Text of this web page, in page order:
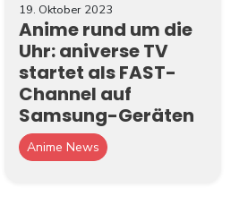
19. Oktober 2023
Anime rund um die
Uhr: aniverse TV
startet als FAST-
Channel auf
Samsung-Geräten
Anime News